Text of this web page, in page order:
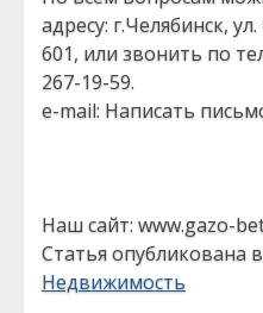
адресу: г.Челябинск,
601, или звонить по
267-19-59.
e-mail: Написать
Наш сайт: www.gazo-
Статья опубликована
Недвижимость